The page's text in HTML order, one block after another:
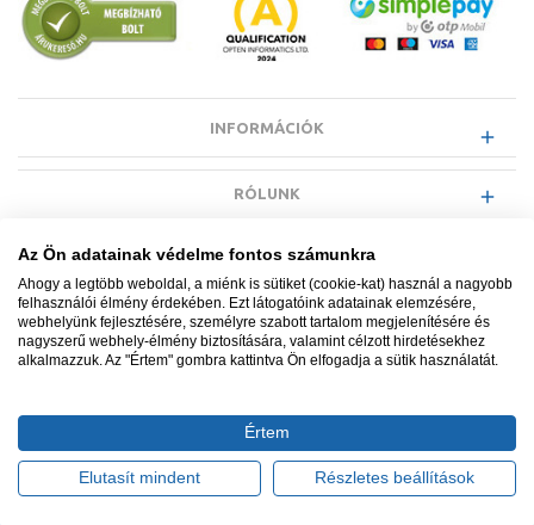
INFORMÁCIÓK
RÓLUNK
EGYÉB INFORMÁCIÓK
VÁSÁRLÓI INFORMÁCIÓK
Minden jog fenntartva. © Adatkezelés nyilvántartási száma NAIH-
Ügyfélszolgálat: +36 1 700 3500
Az Ön adatainak védelme fontos számunkra
Ahogy a legtöbb weboldal, a miénk is sütiket (cookie-kat) használ a nagyobb
felhasználói élmény érdekében. Ezt látogatóink adatainak elemzésére,
webhelyünk fejlesztésére, személyre szabott tartalom megjelenítésére és
nagyszerű webhely-élmény biztosítására, valamint célzott hirdetésekhez
alkalmazzuk. Az "Értem" gombra kattintva Ön elfogadja a sütik használatát.
Értem
Elutasít mindent Részletes beállítások